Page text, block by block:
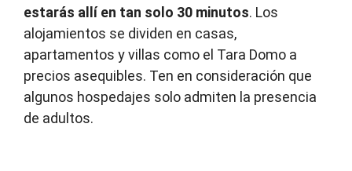
estarás allí en tan solo 30 minutos. Los
alojamientos se dividen en casas,
apartamentos y villas como el Tara Domo a
precios asequibles. Ten en consideración que
algunos hospedajes solo admiten la presencia
de adultos.